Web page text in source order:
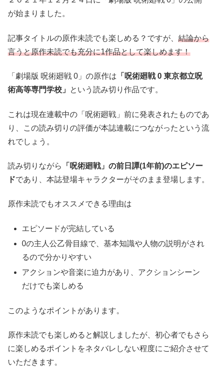
が始まりました。
記事タイトルの原作未読でも楽しめる？ですが、 結論から
言うと原作未読でも充分に1作品として楽しめます！
「劇場版 呪術廻戦 0」の原作は 「呪術廻戦 0 東京都立呪
術高等専門学校」
という読み切り作品です。
これは現在連載中の「呪術廻戦」前に発表されたものであ
り、この読み切りの評価が本誌連載につながったという流
れでしょう。
読み切りながら
「呪術廻戦」の前日譚(1年前)のエピソー
ドであり、本誌登場キャラクターがそのまま登場します。
原作未読でもオススメできる理由は
エピソードが完結している
0の主人公乙骨目線で、基本知識や人物の説明がされ
るので分かりやすい
アクションや音楽に迫力があり、アクションシーン
だけでも楽しめる
このようなポイントがあります。
原作未読でも楽しめると解説しましたが、初心者でもさら
に楽しめるポイントをネタバレしない程度にご紹介させて
いただきます。